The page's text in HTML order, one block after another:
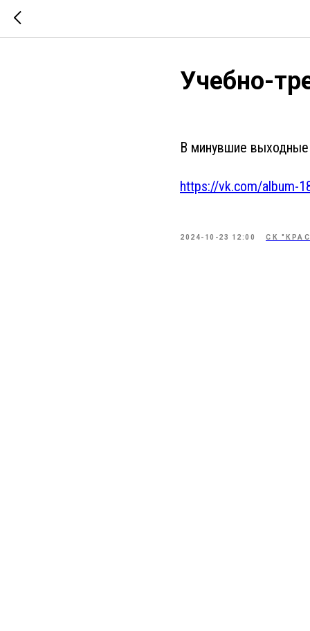
Учебно-
В минувшие
https://vk.com/album-
2024-10-23 12:00 СК